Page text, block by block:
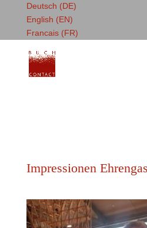
Deutsch (DE)
English (EN)
Francais (FR)
Impressionen